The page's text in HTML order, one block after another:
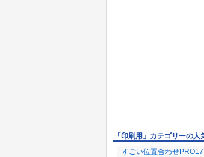
「印刷用」カテゴリーの人
すごい位置合わせPRO17